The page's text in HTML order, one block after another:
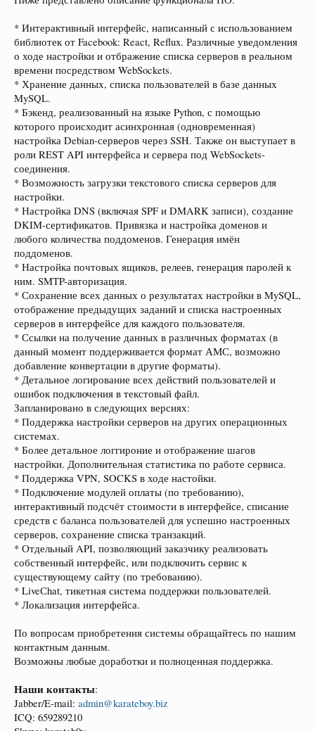
* Интерактивный интерфейс, написанный с использованием
библиотек от Facebook: React, Reflux. Различные уведомления
о ходе настройки и отбражение списка серверов в реальном
времени посредством WebSockets.
* Хранение данных, списка пользователей в базе данных
MySQL.
* Бэкенд, реализованный на языке Python, с помощью
которого происходит асинхронная (одновременная)
настройка Debian-серверов через SSH. Также он выступает в
роли REST API интерфейса и сервера под WebSockets-
соединения.
* Возможность загрузки текстового списка серверов для
настройки.
* Настройка DNS (включая SPF и DMARK записи), создание
DKIM-сертификатов. Привязка и настройка доменов и
любого количества поддоменов. Генерация имён
поддоменов.
* Настройка почтовых ящиков, релеев, генерация паролей к
ним. SMTP-авторизация.
* Сохранение всех данных о результатах настройки в MySQL,
отображение предыдущих заданий и списка настроенных
серверов в интерфейсе для каждого пользователя.
* Ссылки на получение данных в различных форматах (в
данный момент поддерживается формат АМС, возможно
добавление конвертации в другие форматы).
* Детальное логирование всех действий пользователей и
ошибок подключения в текстовый файл.
Запланировано в следующих версиях:
* Поддержка настройки серверов на других операционных
системах.
* Более детальное логгироние и отображение шагов
настройки. Дополнительная статистика по работе сервиса.
* Поддержка VPN, SOCKS в ходе настойки.
* Подключение модулей оплаты (по требованию),
интерактивный подсчёт стоимости в интерфейсе, списание
средств с баланса пользователей для успешно настроенных
серверов, сохранение списка транзакций.
* Отдельный API, позволяющий заказчику реализовать
собственный интерфейс, или подключить сервис к
существующему сайту (по требованию).
* LiveСhat, тикетная система поддержки пользователей.
* Локализация интерфейса.
По вопросам приобретения системы обращайтесь по нашим
контактным данным.
Возможны любые доработки и полноценная поддержка.
Наши контакты:
Jabber/E-mail: admin@karateboy.biz
ICQ: 659289210